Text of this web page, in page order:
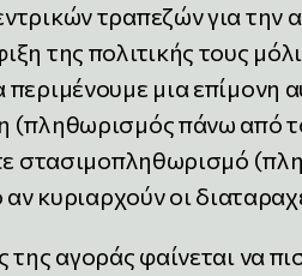
τραπεζών για την
της πολιτικής τους
μια επίμονη
(πληθωρισμός πάνω από
στασιμοπληθωρισμό
κυριαρχούν οι
αγοράς φαίνεται να